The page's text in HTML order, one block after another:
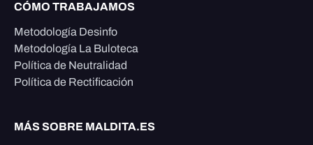
CÓMO TRABAJAMOS
Metodología Desinfo
Metodología La Buloteca
Política de Neutralidad
Política de Rectificación
MÁS SOBRE MALDITA.ES